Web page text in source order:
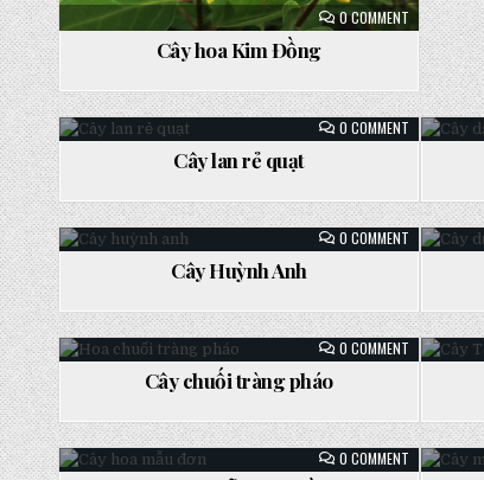
0 COMMENTON
CÂY
HOA
KIM
ĐỒNG
Cây hoa Kim Đồng
0 COMMENTON
CÂY
in
Cây lan rẻ quạt
0 COMMENTON
CÂY
Posted
in
Cây Huỳnh Anh
0 COMMENTON
CÂY
in
Cây chuối tràng pháo
0 COMMENTON
CÂY